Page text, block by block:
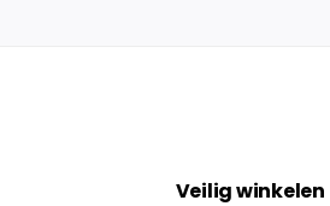
Veilig winkelen